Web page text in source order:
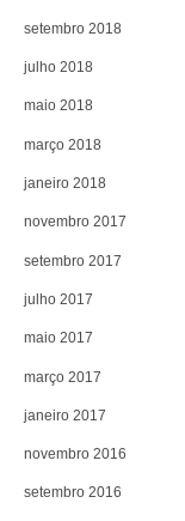
setembro 2018
julho 2018
maio 2018
março 2018
janeiro 2018
novembro 2017
setembro 2017
julho 2017
maio 2017
março 2017
janeiro 2017
novembro 2016
setembro 2016